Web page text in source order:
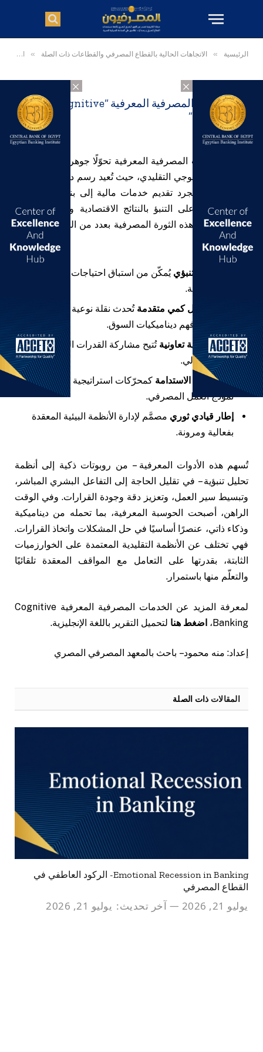
×
×
الرئيسية » الاتجاهات الحالية بالقطاع المصرفي والقطاعات ذات الصلة » الخدمات المصرفية المعرفية “Cognitive Banking”
الخدمات المصرفية المعرفية “Cognitive
Banking”
تُجسّد الخدمات المصرفية المعرفية تحوّلًا جوهريًا يتجاوز حدود
التطبيق التكنولوجي التقليدي، حيث تُعيد رسم دور التمويل في
المجتمع من مجرد تقديم خدمات مالية إلى بناء أنظمة بيئية
ذكية وقادرة على التنبؤ بالنتائج الاقتصادية والمساهمة في
تشكيلها. تتميز هذه الثورة المصرفية بعدد من السمات البارزة،
منها:
ذكاء مالي تنبؤي يُمكّن من استباق احتياجات العملاء بدقة
غير مسبوقة.
أنظمة تحليل كمي متقدمة تُحدث نقلة نوعية في إدارة
المخاطر وفهم ديناميكيات السوق.
شبكات ذكية تعاونية تُتيح مشاركة القدرات المتقدمة عبر
النظام المالي.
دمج مبادئ الاستدامة كمحرّكات استراتيجية جوهرية في
نموذج العمل المصرفي.
إطار قيادي ثوري مصمَّم لإدارة الأنظمة البيئية المعقدة
بفعالية ومرونة.
تُسهم هذه الأدوات المعرفية – من روبوتات ذكية إلى أنظمة
تحليل تنبؤية – في تقليل الحاجة إلى التفاعل البشري المباشر،
وتبسيط سير العمل، وتعزيز دقة وجودة القرارات. وفي الوقت
الراهن، أصبحت الحوسبة المعرفية، بما تحمله من ديناميكية
وذكاء ذاتي، عنصرًا أساسيًا في حل المشكلات واتخاذ القرارات.
فهي تختلف عن الأنظمة التقليدية المعتمدة على الخوارزميات
الثابتة، بقدرتها على التعامل مع المواقف المعقدة تلقائيًا
والتعلّم منها باستمرار.
لمعرفة المزيد عن الخدمات المصرفية المعرفية Cognitive
Banking، اضغط هنا لتحميل التقرير باللغة الإنجليزية.
إعداد: منه محمود – باحث بالمعهد المصرفي المصري
المقالات ذات الصلة
Emotional Recession in Banking- الركود العاطفي في
القطاع المصرفي
يوليو 21, 2026 آخر تحديث: يوليو 21, 2026